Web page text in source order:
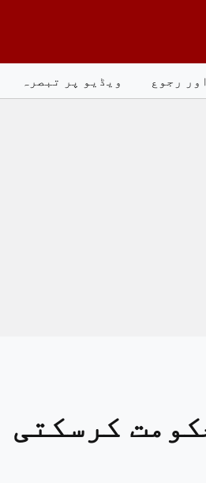
رجوع ویڈیو پر تبصرہ
کرسکتی